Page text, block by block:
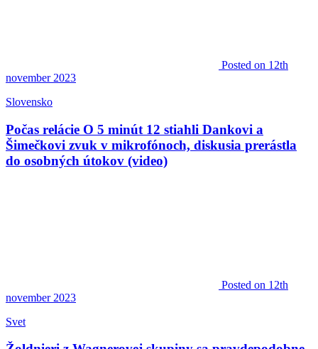
Posted on 12th
november 2023
Slovensko
Počas relácie O 5 minút 12 stiahli Dankovi a
Šimečkovi zvuk v mikrofónoch, diskusia prerástla
do osobných útokov (video)
Posted on 12th
november 2023
Svet